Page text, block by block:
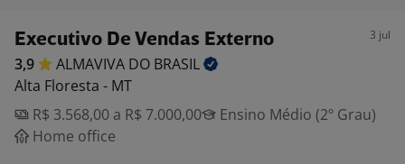
Executivo De Vendas Externo 3 jul
3,9 ALMAVIVA DO BRASIL
Alta Floresta - MT
R$ 3.568,00 a R$ 7.000,00
Ensino Médio (2º Grau)
Home office